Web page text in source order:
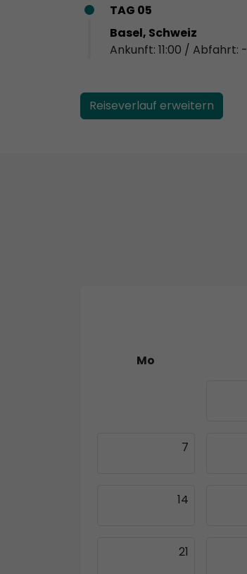
TAG 05
Basel, Schweiz
Ankunft: 11:00 / Abfahrt: -
Reiseverlauf erweitern
Mo
7
14
21